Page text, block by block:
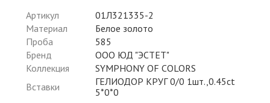
Артикул
01Л321335-2
Материал
Белое золото
Проба
585
Бренд
ООО ЮД "ЭСТЕТ"
Коллекция
SYMPHONY OF COLORS
Вставки
ГЕЛИОДОР КРУГ 0/0 1шт.,0.45ct
5*0*0